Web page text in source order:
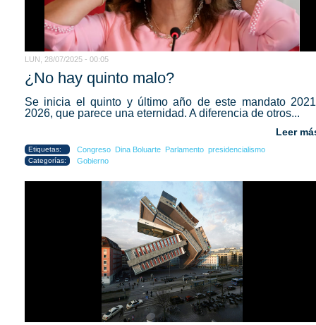
LUN, 28/07/2025 - 00:05
¿No hay quinto malo?
Se inicia el quinto y último año de este mandato
2026, que parece una eternidad. A diferencia de otros...
Leer
Etiquetas: Congreso Dina Boluarte Parlamento presidencialismo
Categorías: Gobierno